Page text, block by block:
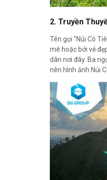
2. Truyền
Tên gọi "Núi Cô
mê hoặc bởi vẻ
dân nơi đây. Ba
nên hình ảnh Núi